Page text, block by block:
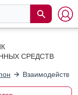
СРЕДСТВ